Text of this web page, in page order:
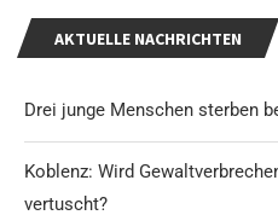
AKTUELLE NACHRICHTEN
Drei junge Menschen sterben
Koblenz: Wird
vertuscht?